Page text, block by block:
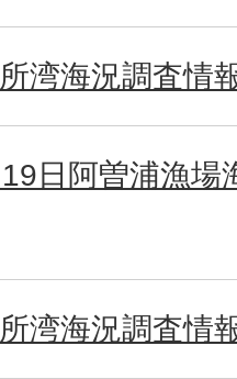
湾海況調査情
日阿曽浦漁場
湾海況調査情